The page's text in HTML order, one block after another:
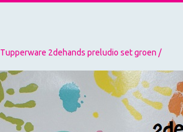
Tupperware 2dehands preludio set groen /